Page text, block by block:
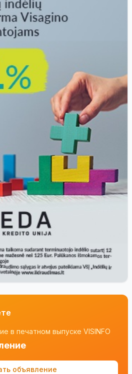
в печатном выпуске VISINFO
объявление